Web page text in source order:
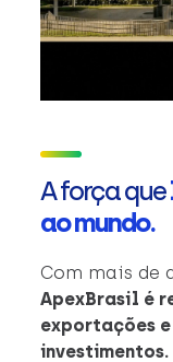
A força que
ao mundo.
Com mais de
ApexBrasil é
exportações
investimentos.